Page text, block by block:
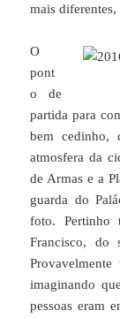
mais
O
pont
o de
partida para
bem cedinho,
atmosfera da
de Armas e a
guarda do
foto. Pertinho
Francisco, do
imaginando
pessoas eram